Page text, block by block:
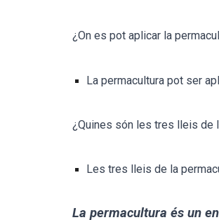
¿On es pot aplicar la
La permacultura pot ser
¿Quines són les tres lleis de
Les tres lleis de la
La permacultura és un